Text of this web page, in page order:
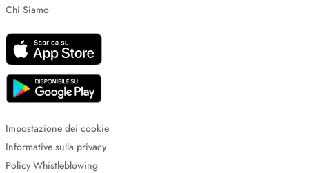
Chi Siamo
Impostazione dei cookie
Informative sulla privacy
Policy Whistleblowing